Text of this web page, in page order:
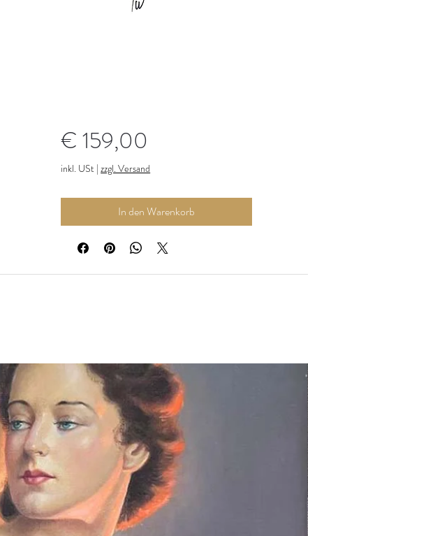
€ 159,00
inkl. USt |zzgl. Versand
In den Warenkorb